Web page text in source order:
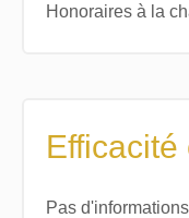
Honoraires à la
Pas